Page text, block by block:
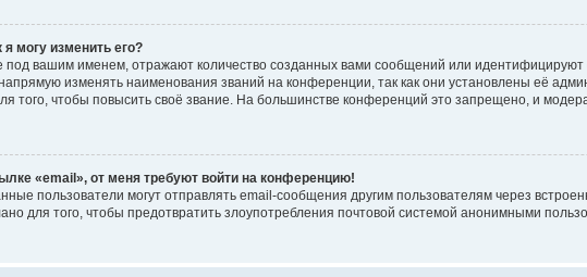
я могу изменить его?
вашим именем, отражают количество созданных вами сообщений или
изменять наименования званий на конференции, так как они установлены её
того, чтобы повысить своё звание. На большинстве конференций это запрещено, и
«email», от меня требуют войти на конференцию!
пользователи могут отправлять email-сообщения другим пользователям через
для того, чтобы предотвратить злоупотребления почтовой системой анонимными